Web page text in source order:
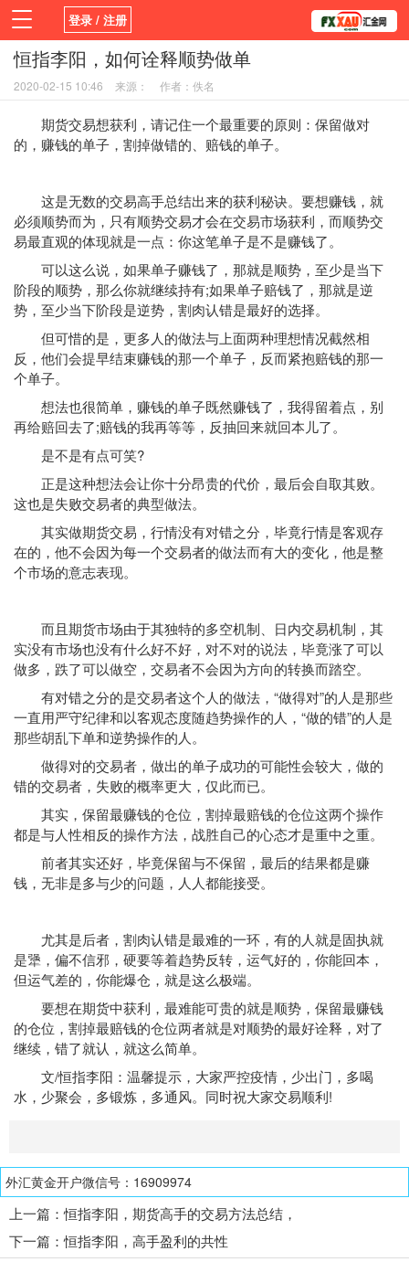
登录 / 注册
首页 新闻 观点
平台
指标EA 书籍
恒指李阳，如何诠释顺势做单
2020-02-15 10:46 来源： 作者：佚名
期货交易想获利，请记住一个最重要的原则：保留做对
的，赚钱的单子，割掉做错的、赔钱的单子。
这是无数的交易高手总结出来的获利秘诀。要想赚钱，就
必须顺势而为，只有顺势交易才会在交易市场获利，而顺势交
易最直观的体现就是一点：你这笔单子是不是赚钱了。
可以这么说，如果单子赚钱了，那就是顺势，至少是当下
阶段的顺势，那么你就继续持有;如果单子赔钱了，那就是逆
势，至少当下阶段是逆势，割肉认错是最好的选择。
但可惜的是，更多人的做法与上面两种理想情况截然相
反，他们会提早结束赚钱的那一个单子，反而紧抱赔钱的那一
个单子。
想法也很简单，赚钱的单子既然赚钱了，我得留着点，别
再给赔回去了;赔钱的我再等等，反抽回来就回本儿了。
是不是有点可笑?
正是这种想法会让你十分昂贵的代价，最后会自取其败。
这也是失败交易者的典型做法。
其实做期货交易，行情没有对错之分，毕竟行情是客观存
在的，他不会因为每一个交易者的做法而有大的变化，他是整
个市场的意志表现。
而且期货市场由于其独特的多空机制、日内交易机制，其
实没有市场也没有什么好不好，对不对的说法，毕竟涨了可以
做多，跌了可以做空，交易者不会因为方向的转换而踏空。
有对错之分的是交易者这个人的做法，“做得对”的人是那些
一直用严守纪律和以客观态度随趋势操作的人，“做的错”的人是
那些胡乱下单和逆势操作的人。
做得对的交易者，做出的单子成功的可能性会较大，做的
错的交易者，失败的概率更大，仅此而已。
其实，保留最赚钱的仓位，割掉最赔钱的仓位这两个操作
都是与人性相反的操作方法，战胜自己的心态才是重中之重。
前者其实还好，毕竟保留与不保留，最后的结果都是赚
钱，无非是多与少的问题，人人都能接受。
尤其是后者，割肉认错是最难的一环，有的人就是固执就
是犟，偏不信邪，硬要等着趋势反转，运气好的，你能回本，
但运气差的，你能爆仓，就是这么极端。
要想在期货中获利，最难能可贵的就是顺势，保留最赚钱
的仓位，割掉最赔钱的仓位两者就是对顺势的最好诠释，对了
继续，错了就认，就这么简单。
文/恒指李阳：温馨提示，大家严控疫情，少出门，多喝
水，少聚会，多锻炼，多通风。同时祝大家交易顺利!
外汇黄金开户微信号：16909974
上一篇：恒指李阳，期货高手的交易方法总结，
下一篇：恒指李阳，高手盈利的共性